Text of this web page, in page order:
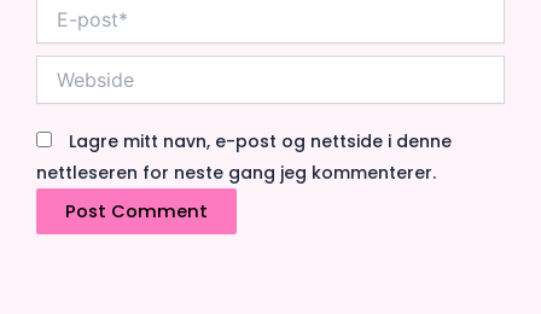
post*
Lagre mitt navn, e-post og nettside i denne
nettleseren for neste gang jeg kommenterer.